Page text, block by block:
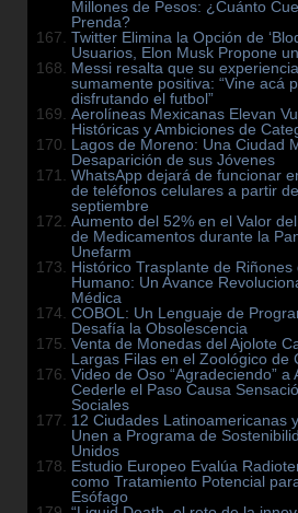
Millones de Pesos: ¿Cuánto
Prenda?
Twitter Elimina la Opción de
Usuarios, Elon Musk Propone
Messi resalta que su
sumamente positiva: “Vine acá
disfrutando el futbol”
Aerolíneas Mexicanas Elevan
Históricas y Ambiciones de
Lagos de Moreno: Una Ciudad
Desaparición de sus Jóvenes
WhatsApp dejará de funcionar
de teléfonos celulares a partir
septiembre
Aumento del 52% en el Valor
de Medicamentos durante la
Unefarm
Histórico Trasplante de Riñones
Humano: Un Avance
Médica
COBOL: Un Lenguaje de
Desafía la Obsolescencia
Venta de Monedas del Ajolote
Largas Filas en el Zoológico de
Video de Oso “Agradeciendo” a
Cederle el Paso Causa
Sociales
12 Ciudades Latinoamericanas
Unen a Programa de
Unidos
Estudio Europeo Evalúa
como Tratamiento Potencial
Esófago